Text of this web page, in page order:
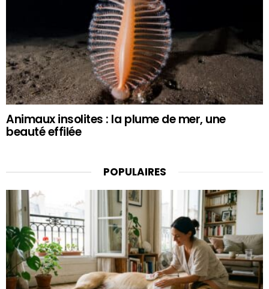
Animaux insolites : la plume de mer, une
beauté effilée
POPULAIRES